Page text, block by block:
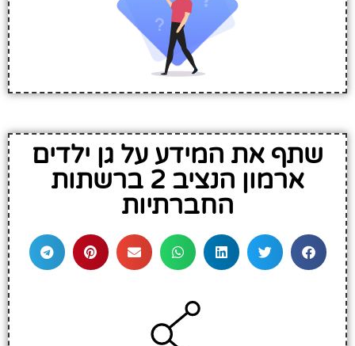
שתף את המידע על גן ילדים
ארמון הנציב 2 ברשתות
החברתיות